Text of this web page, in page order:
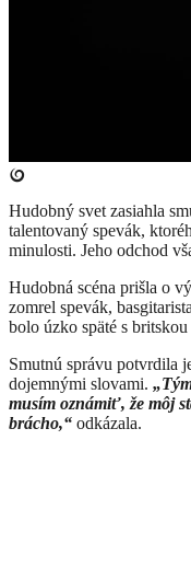
Hudobný svet zasiahla
talentovaný spevák,
minulosti. Jeho odchod
Hudobná scéna prišla o
zomrel spevák,
bolo úzko späté s
Smutnú správu potvrdila
dojemnými slovami.
musím oznámiť, že môj
brácho,“ odkázala.